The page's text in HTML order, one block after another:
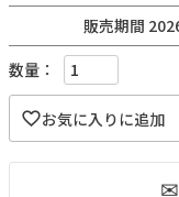
販売期間